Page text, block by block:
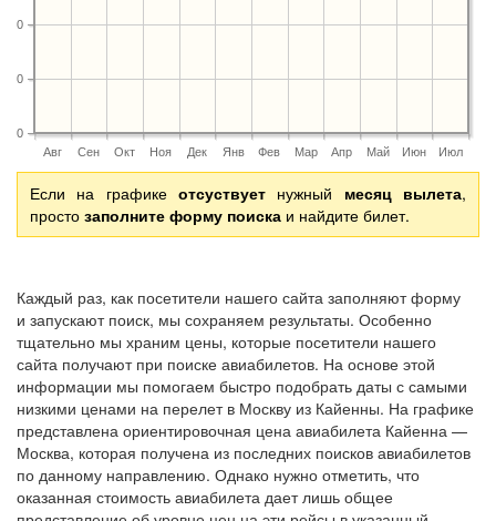
Авг Сен Окт Ноя Дек Янв Фев Мар Апр Май Июн Июл
0
0
0
Если на графике отсуствует нужный месяц вылета,
простозаполните форму поиска и найдите билет.
Каждый раз, как посетители нашего сайта заполняют форму
и запускают поиск, мы сохраняем результаты. Особенно
тщательно мы храним цены, которые посетители нашего
сайта получают при поиске авиабилетов. На основе этой
информации мы помогаем быстро подобрать даты с самыми
низкими ценами на перелет в Москву из Кайенны. На графике
представлена ориентировочная цена авиабилета Кайенна —
Москва, которая получена из последних поисков авиабилетов
по данному направлению. Однако нужно отметить, что
оказанная стоимость авиабилета дает лишь общее